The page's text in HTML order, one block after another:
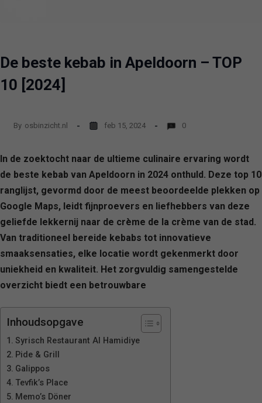
De beste kebab in Apeldoorn – TOP
10 [2024]
By osbinzicht.nl feb 15, 2024 0
In de zoektocht naar de ultieme culinaire ervaring wordt
de beste kebab van Apeldoorn in 2024 onthuld. Deze top 10
ranglijst, gevormd door de meest beoordeelde plekken op
Google Maps, leidt fijnproevers en liefhebbers van deze
geliefde lekkernij naar de crème de la crème van de stad.
Van traditioneel bereide kebabs tot innovatieve
smaaksensaties, elke locatie wordt gekenmerkt door
uniekheid en kwaliteit. Het zorgvuldig samengestelde
overzicht biedt een betrouwbare
Inhoudsopgave
Syrisch Restaurant Al Hamidiye
Pide & Grill
Galippos
Tevfik’s Place
Memo’s Döner